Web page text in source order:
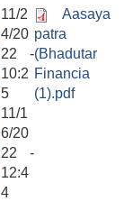
11/2
4/20
22 -
10:2
5
Aasaya
patra
(Bhadutar
Financia
(1).pdf
11/1
6/20
22 -
12:4
4